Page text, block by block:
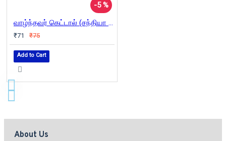
-5 %
வாழ்ந்தவர் கெட்டால் (சந்தியா பதிப்பகம்)
₹71 ₹75
Add to Cart
About Us